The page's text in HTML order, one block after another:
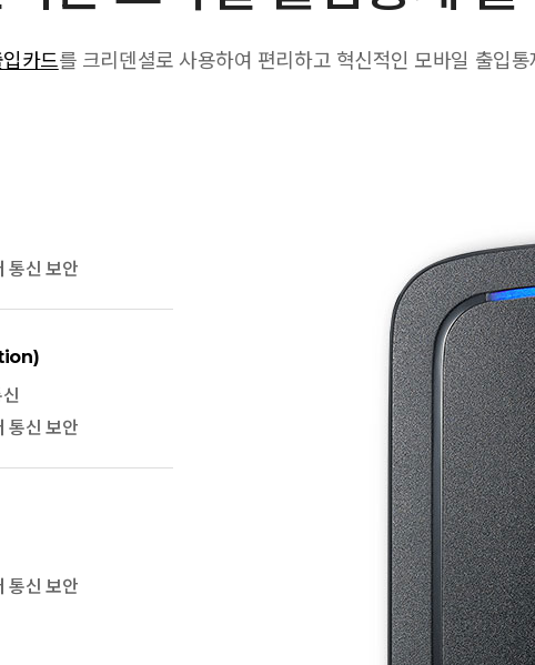
카드를 크리덴셜로 사용하여 편리하고 혁신적인 모바일 출입
통신 보안
통신 보안
통신 보안